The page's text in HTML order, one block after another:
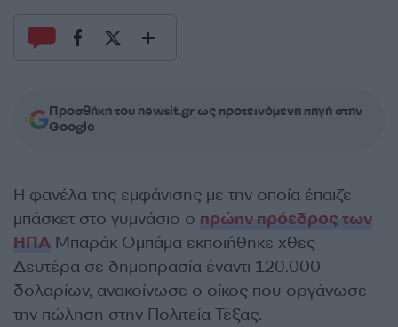
Προσθήκη του newsit.gr ως προτεινόμενη πηγή στην
Google
Η φανέλα της εμφάνισης με την οποία έπαιζε
μπάσκετ στο γυμνάσιο ο πρώην πρόεδρος των
ΗΠΑ Μπαράκ Ομπάμα εκποιήθηκε χθες
Δευτέρα σε δημοπρασία έναντι 120.000
δολαρίων, ανακοίνωσε ο οίκος που οργάνωσε
την πώληση στην Πολιτεία Τέξας.